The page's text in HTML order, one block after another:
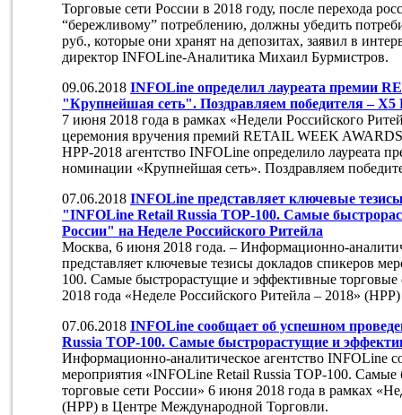
Торговые сети России в 2018 году, после перехода
“бережливому” потреблению, должны убедить
руб., которые они хранят на депозитах, заявил в
директор INFOLine-Аналитика Михаил Бурмистров.
09.06.2018 INFOLine определил лауреата премии
"Крупнейшая сеть". Поздравляем победителя – X5
7 июня 2018 года в рамках «Недели Российского
церемония вручения премий RETAIL WEEK
НРР-2018 агентство INFOLine определило лауреата
номинации «Крупнейшая сеть». Поздравляем
07.06.2018 INFOLine представляет ключевые
"INFOLine Retail Russia TOP-100. Самые
России" на Неделе Российского Ритейла
Москва, 6 июня 2018 года. – Информационно-
представляет ключевые тезисы докладов спикеров
100. Самые быстрорастущие и эффективные
2018 года «Неделе Российского Ритейла – 2018»
07.06.2018 INFOLine сообщает об успешном
Russia TOP-100. Самые быстрорастущие и
Информационно-аналитическое агентство INFOLine
мероприятия «INFOLine Retail Russia TOP-100.
торговые сети России» 6 июня 2018 года в рамках
(НРР) в Центре Международной Торговли.